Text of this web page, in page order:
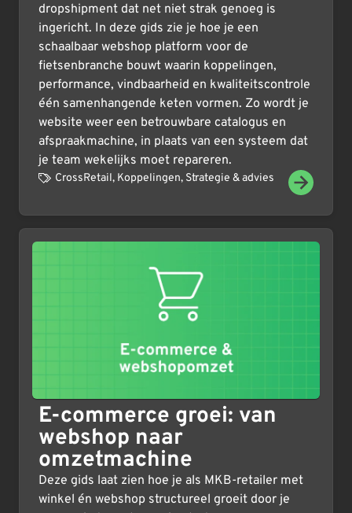
dropshipment dat net niet strak genoeg is
ingericht. In deze gids zie je hoe je een
schaalbaar webshop platform voor de
fietsenbranche bouwt waarin koppelingen,
performance, vindbaarheid en kwaliteitscontrole
één samenhangende keten vormen. Zo wordt je
website weer een betrouwbare catalogus en
afspraakmachine, in plaats van een systeem dat
je team wekelijks moet repareren.
CrossRetail, Koppelingen, Strategie & advies
E-commerce groei: van
webshop naar
omzetmachine
Deze gids laat zien hoe je als MKB-retailer met
winkel én webshop structureel groeit door je